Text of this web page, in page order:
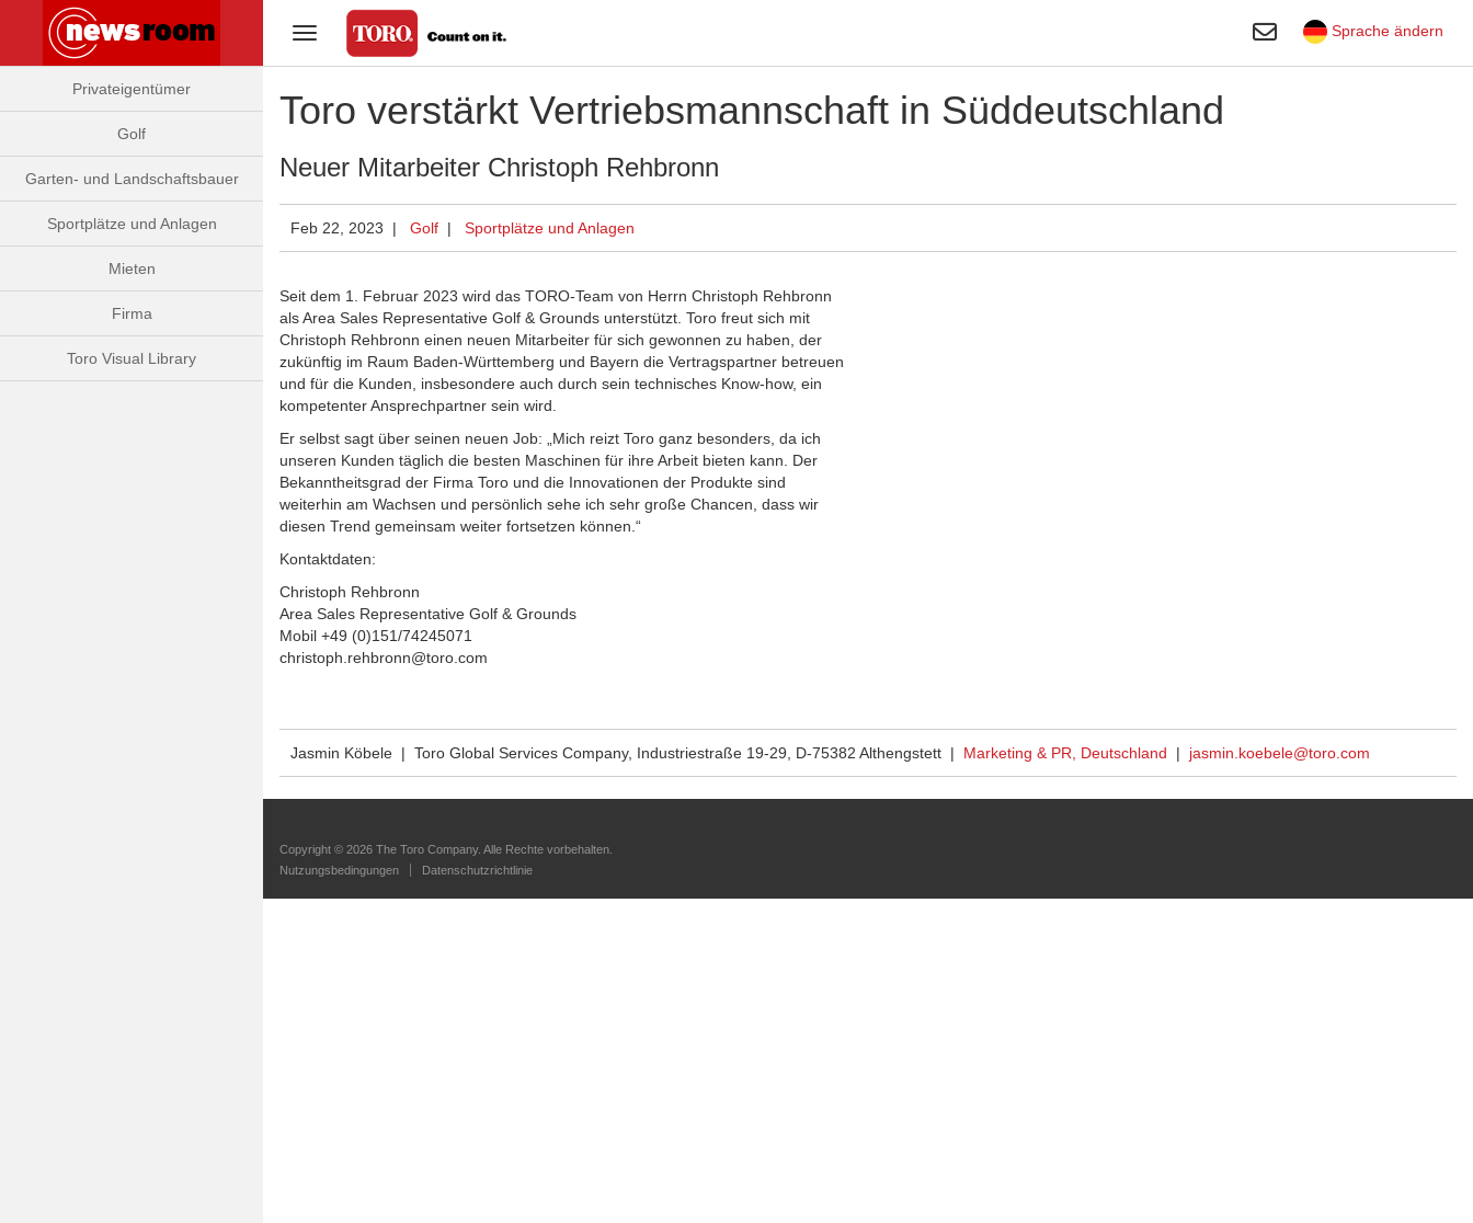
Privateigentümer
Golf
Garten- und Landschaftsbauer
Sportplätze und Anlagen
Mieten
Firma
Toro Visual Library
Navigation umschalten Sprache ändern
Suche umschalten
Toro verstärkt Vertriebsmannschaft in Süddeutschland
Neuer Mitarbeiter Christoph Rehbronn
Feb 22, 2023 | Golf | Sportplätze und Anlagen
Seit dem 1. Februar 2023 wird das TORO-Team von Herrn Christoph Rehbronn
als Area Sales Representative Golf & Grounds unterstützt. Toro freut sich mit
Christoph Rehbronn einen neuen Mitarbeiter für sich gewonnen zu haben, der
zukünftig im Raum Baden-Württemberg und Bayern die Vertragspartner betreuen
und für die Kunden, insbesondere auch durch sein technisches Know-how, ein
kompetenter Ansprechpartner sein wird.
Er selbst sagt über seinen neuen Job: „Mich reizt Toro ganz besonders, da ich
unseren Kunden täglich die besten Maschinen für ihre Arbeit bieten kann. Der
Bekanntheitsgrad der Firma Toro und die Innovationen der Produkte sind
weiterhin am Wachsen und persönlich sehe ich sehr große Chancen, dass wir
diesen Trend gemeinsam weiter fortsetzen können.“
Kontaktdaten:
Christoph Rehbronn
Area Sales Representative Golf & Grounds
Mobil +49 (0)151/74245071
christoph.rehbronn@toro.com
Rehbronn
erlangte
sein
Know-
How
durch
seine
Ausbildung
Land-
Baumaschinenmechatroniker
der
BayWa
AG
sowie
seiner
Vertrieb
Technik
KG
und
war
Jasmin Köbele | Toro Global Services Company, Industriestraße 19-29, D-75382 Althengstett | Marketing & PR, Deutschland | jasmin.koebele@toro.com
Copyright © 2026 The Toro Company. Alle Rechte vorbehalten.
Nutzungsbedingungen
Datenschutzrichtlinie